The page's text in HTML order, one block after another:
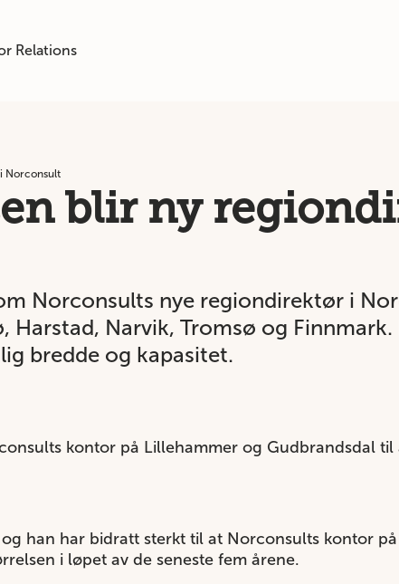
Relations
Norconsult
blir ny
Norconsults nye regiondirektør i
Harstad, Narvik, Tromsø og
bredde og kapasitet.
kontor på Lillehammer og Gudbrandsdal
han har bidratt sterkt til at Norconsults kontor
i løpet av de seneste fem årene.